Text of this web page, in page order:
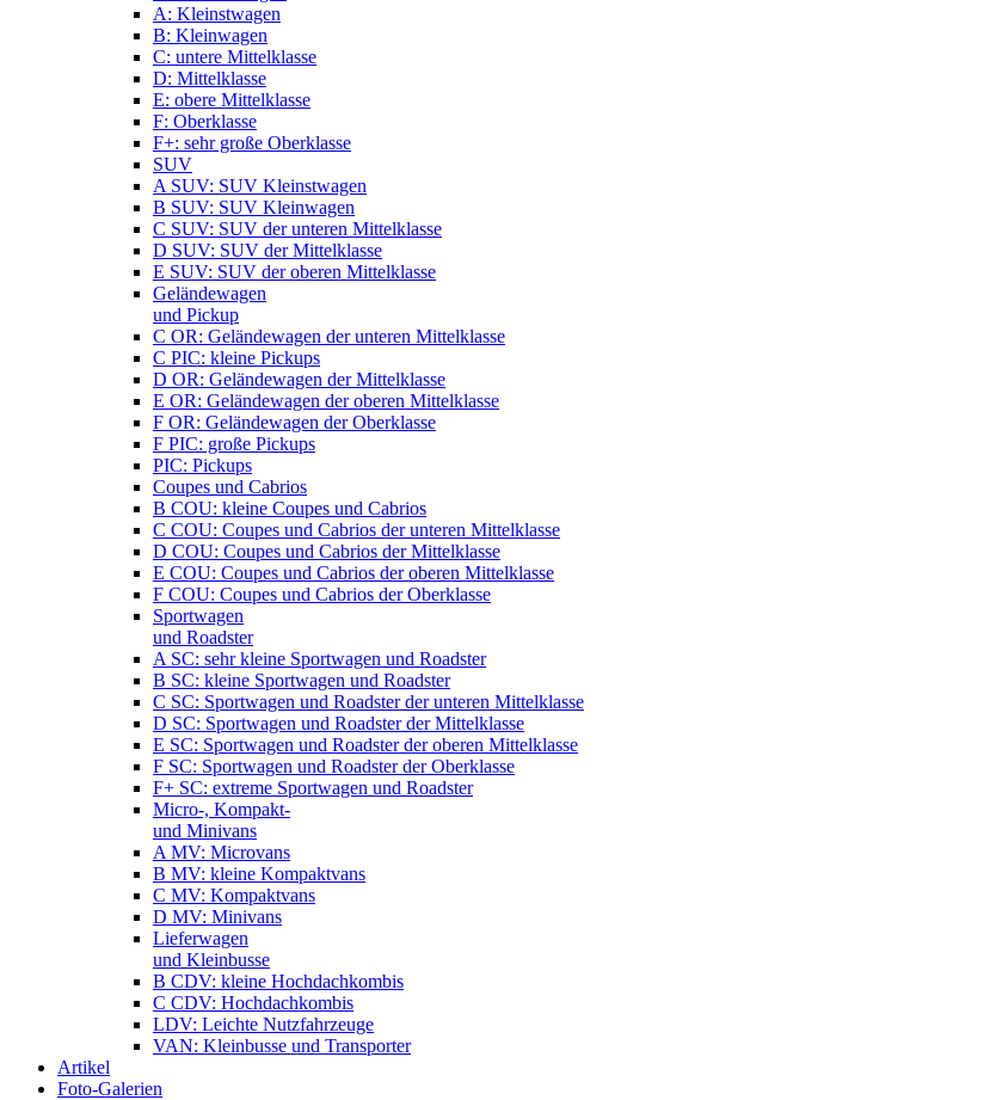
A: Kleinstwagen
B: Kleinwagen
C: untere Mittelklasse
D: Mittelklasse
E: obere Mittelklasse
F: Oberklasse
F+: sehr große Oberklasse
SUV
A SUV: SUV Kleinstwagen
B SUV: SUV Kleinwagen
C SUV: SUV der unteren Mittelklasse
D SUV: SUV der Mittelklasse
E SUV: SUV der oberen Mittelklasse
Geländewagen
und Pickup
C OR: Geländewagen der unteren Mittelklasse
C PIC: kleine Pickups
D OR: Geländewagen der Mittelklasse
E OR: Geländewagen der oberen Mittelklasse
F OR: Geländewagen der Oberklasse
F PIC: große Pickups
PIC: Pickups
Coupes und Cabrios
B COU: kleine Coupes und Cabrios
C COU: Coupes und Cabrios der unteren Mittelklasse
D COU: Coupes und Cabrios der Mittelklasse
E COU: Coupes und Cabrios der oberen Mittelklasse
F COU: Coupes und Cabrios der Oberklasse
Sportwagen
und Roadster
A SC: sehr kleine Sportwagen und Roadster
B SC: kleine Sportwagen und Roadster
C SC: Sportwagen und Roadster der unteren Mittelklasse
D SC: Sportwagen und Roadster der Mittelklasse
E SC: Sportwagen und Roadster der oberen Mittelklasse
F SC: Sportwagen und Roadster der Oberklasse
F+ SC: extreme Sportwagen und Roadster
Micro-, Kompakt-
und Minivans
A MV: Microvans
B MV: kleine Kompaktvans
C MV: Kompaktvans
D MV: Minivans
Lieferwagen
und Kleinbusse
B CDV: kleine Hochdachkombis
C CDV: Hochdachkombis
LDV: Leichte Nutzfahrzeuge
VAN: Kleinbusse und Transporter
Artikel
Foto-Galerien